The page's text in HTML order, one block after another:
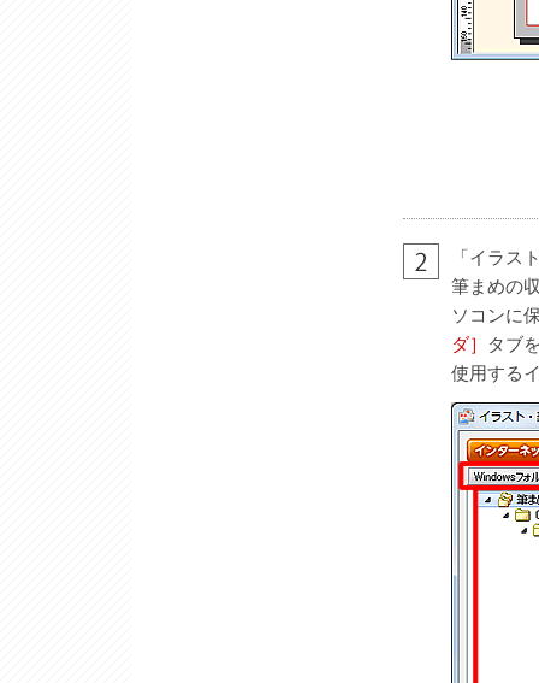
「イラス
筆まめの
ソコンに
ダ］
タブ
使用する